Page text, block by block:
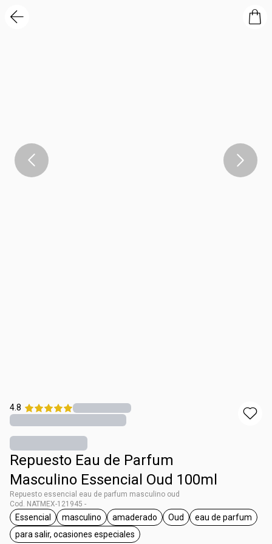
4.8
Repuesto Eau de Parfum
Masculino Essencial Oud 100ml
Repuesto essencial eau de parfum masculino oud
Cod. NATMEX-121945 -
etiqueta Essencial
Essencial
etiqueta masculino
masculino
etiqueta amaderado
amaderado
etiqueta Oud
Oud
etiqueta
eau de parfum
etiqueta para salir, ocasiones especiales
para salir, ocasiones especiales